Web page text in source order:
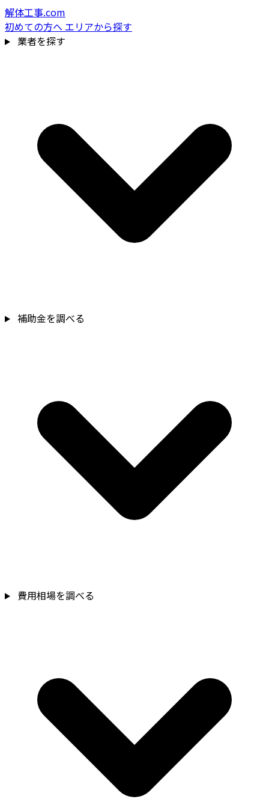
解体工事.com
初めての方へ エリアから探す
業者を探す
補助金を調べる
費用相場を調べる